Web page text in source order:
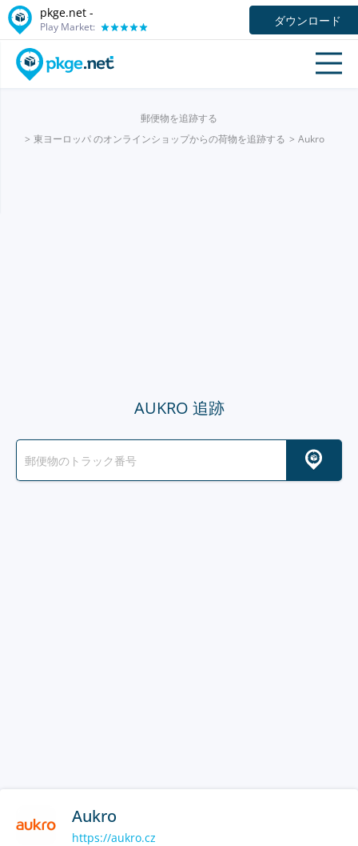
pkge.net -
Play Market: ダウンロード
郵便物を追跡する
東ヨーロッパ のオンラインショップからの荷物を追跡する
Aukro
AUKRO 追跡
Aukro
https://aukro.cz